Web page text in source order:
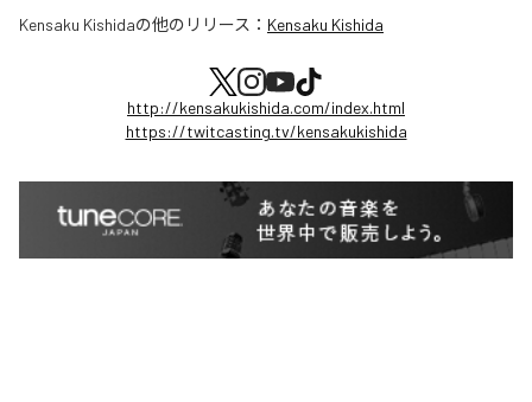
Kensaku Kishidaの他のリリース： Kensaku Kishida
http://kensakukishida.com/index.html
https://twitcasting.tv/kensakukishida